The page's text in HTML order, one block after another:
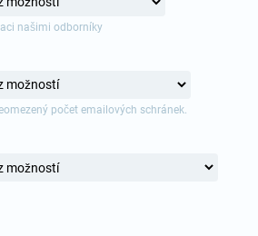
našimi odborníky
počet emailových schránek.